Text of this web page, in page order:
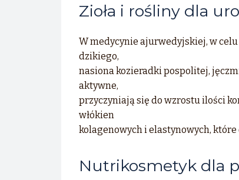
Zioła i rośliny dla
W medycynie ajurwedyjskiej, w
dzikiego,
nasiona kozieradki pospolitej,
aktywne,
przyczyniają się do wzrostu ilości
włókien
kolagenowych i elastynowych,
Nutrikosmetyk dla